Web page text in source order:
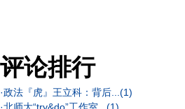
评论排行
政法『虎』王立科：背后...
·北师大“try&do”工作室...(1)